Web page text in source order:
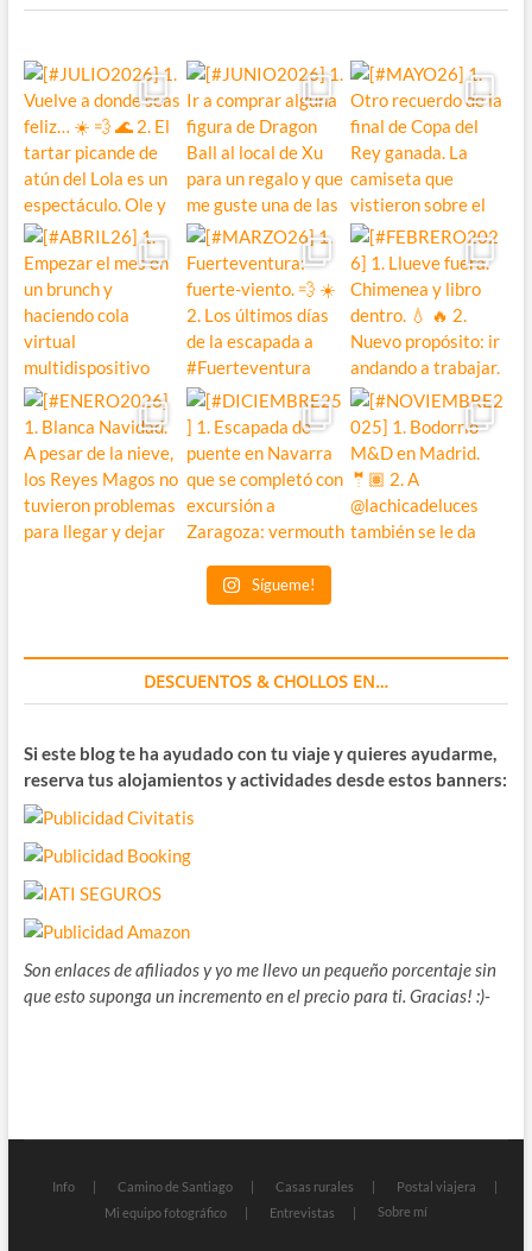
Sígueme!
DESCUENTOS & CHOLLOS EN…
Si este blog te ha ayudado con tu viaje y quieres ayudarme,
reserva tus alojamientos y actividades desde estos banners:
Son enlaces de afiliados y yo me llevo un pequeño porcentaje sin
que esto suponga un incremento en el precio para ti. Gracias! :)-
Info Camino de Santiago Casas rurales
Postal viajera
Mi equipo fotográfico
Entrevistas Sobre mí